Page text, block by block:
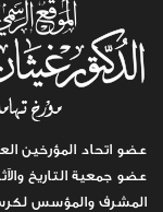
عضو اتحاد المؤرخين
عضو جمعية التاريخ
المشرف والمؤسس